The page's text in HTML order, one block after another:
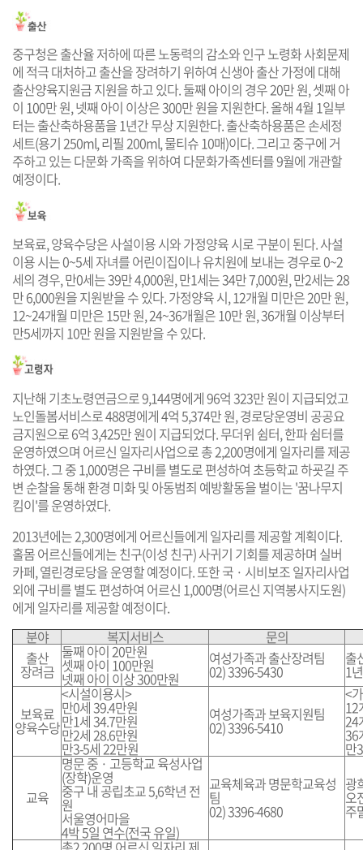
중구청은 출산율 저하에 따른 노동력의 감소와 인구 노령화 사회문제
에 적극 대처하고 출산을 장려하기 위하여 신생아 출산 가정에 대해
출산양육지원금 지원을 하고 있다. 둘째 아이의 경우 20만 원, 셋째 아
이 100만 원, 넷째 아이 이상은 300만 원을 지원한다. 올해 4월 1일부
터는 출산축하용품을 1년간 무상 지원한다. 출산축하용품은 손세정
세트(용기 250ml, 리필 200ml, 물티슈 10매)이다. 그리고 중구에 거
주하고 있는 다문화 가족을 위하여 다문화가족센터를 9월에 개관할
예정이다.
보육료, 양육수당은 사설이용 시와 가정양육 시로 구분이 된다. 사설
이용 시는 0~5세 자녀를 어린이집이나 유치원에 보내는 경우로 0~2
세의 경우, 만0세는 39만 4,000원, 만1세는 34만 7,000원, 만2세는 28
만 6,000원을 지원받을 수 있다. 가정양육 시, 12개월 미만은 20만 원,
12~24개월 미만은 15만 원, 24~36개월은 10만 원, 36개월 이상부터
만5세까지 10만 원을 지원받을 수 있다.
지난해 기초노령연금으로 9,144명에게 96억 323만 원이 지급되었고
노인돌봄서비스로 488명에게 4억 5,374만 원, 경로당운영비 공공요
금지원으로 6억 3,425만 원이 지급되었다. 무더위 쉼터, 한파 쉼터를
운영하였으며 어르신 일자리사업으로 총 2,200명에게 일자리를 제공
하였다. 그 중 1,000명은 구비를 별도로 편성하여 초등학교 하굣길 주
변 순찰을 통해 환경 미화 및 아동범죄 예방활동을 벌이는 '꿈나무지
킴이'를 운영하였다.
2013년에는 2,300명에게 어르신들에게 일자리를 제공할 계획이다.
홀몸 어르신들에게는 친구(이성 친구) 사귀기 기회를 제공하며 실버
카페, 열린경로당을 운영할 예정이다. 또한 국 · 시비보조 일자리사업
외에 구비를 별도 편성하여 어르신 1,000명(어르신 지역봉사지도원)
에게 일자리를 제공할 예정이다.
분야
복지서비스
문의
출산
장려금
둘째 아이 20만원
셋째 아이 100만원
넷째 아이 이상 300만원
여성가족과 출산장려팀
02) 3396-5430
출
1
보육료
양육수당
<시설이용시>
만0세 39.4만원
만1세 34.7만원
만2세 28.6만원
만3-5세 22만원
여성가족과 보육지원팀
02) 3396-5410
<
12
24
36
만
교육
명문 중 · 고등학교 육성사업
(장학)운영
중구 내 공립초교 5,6학년 전
원
서울영어마을
4박 5일 연수(전국 유일)
교육체육과 명문학교육성
팀
02) 3396-4680
광
오
주